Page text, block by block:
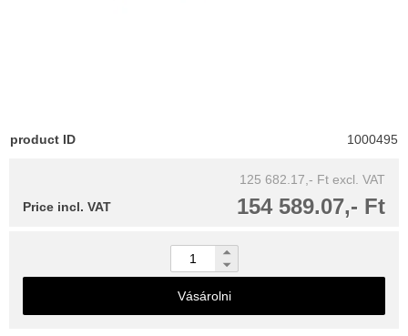
product ID 1000495
125 682.17,- Ft excl. VAT
154 589.07,- Ft
Price incl. VAT
Vásárolni